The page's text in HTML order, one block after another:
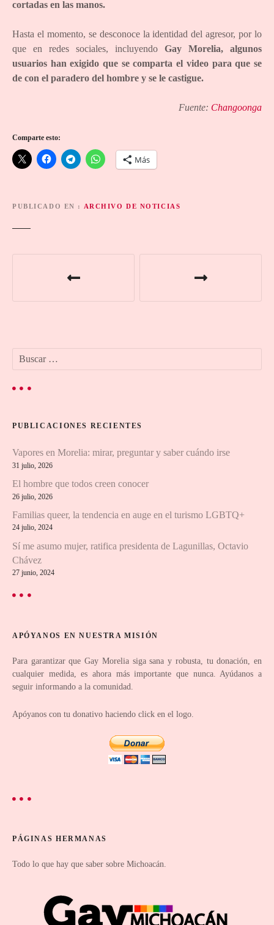
cortadas en las manos.
Hasta el momento, se desconoce la identidad del agresor, por lo
que en redes sociales, incluyendo Gay Morelia, algunos
usuarios han exigido que se comparta el video para que se
de con el paradero del hombre y se le castigue.
Fuente: Changoonga
Comparte esto:
Más
PUBLICADO EN ARCHIVO DE NOTICIAS
g
a
ó
n
d
e
e
n
r
a
d
a
c
:
PUBLICACIONES RECIENTES
Vapores en Morelia: mirar, preguntar y saber cuándo irse
31 julio, 2026
El hombre que todos creen conocer
26 julio, 2026
Familias queer, la tendencia en auge en el turismo LGBTQ+
24 julio, 2024
Sí me asumo mujer, ratifica presidenta de Lagunillas, Octavio
Chávez
27 junio, 2024
APÓYANOS EN NUESTRA MISIÓN
Para garantizar que Gay Morelia siga sana y robusta, tu donación, en
cualquier medida, es ahora más importante que nunca. Ayúdanos a
seguir informando a la comunidad.
Apóyanos con tu donativo haciendo click en el logo.
PÁGINAS HERMANAS
Todo lo que hay que saber sobre Michoacán.